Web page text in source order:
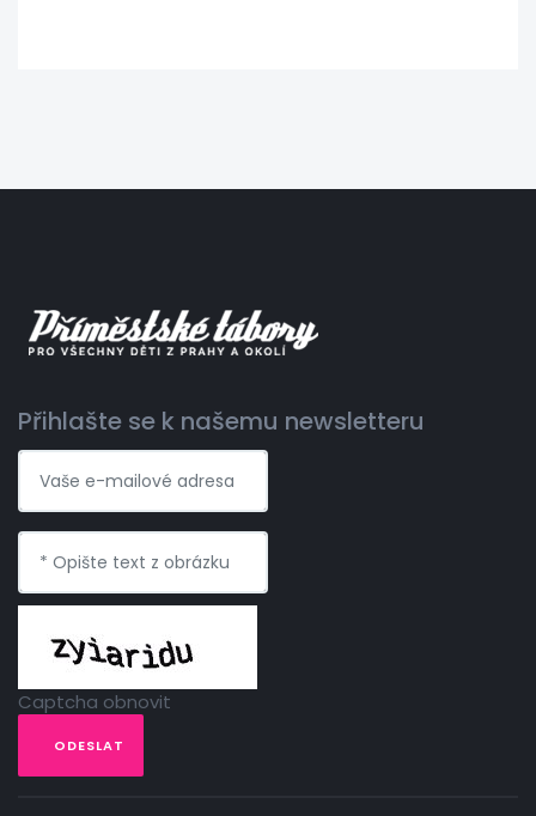
Přihlašte se k našemu newsletteru
Captcha obnovit
ODESLAT